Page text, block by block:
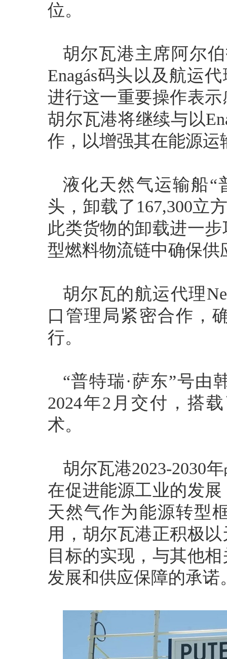
位。
胡尔瓦港主席阿尔
Enagás码头以及航运
进行这一重要操作表
胡尔瓦港将继续与以
作，以增强其在能源运
液化天然气运输船“
头，卸载了167,300立
此类货物的卸载进一
型燃料物流链中确保供
胡尔瓦的航运代理
口管理局紧密合作，
行。
“普特瑞·萨东”号由
2024年2月交付，搭
术。
胡尔瓦港2023-2030
在促进能源工业的发
天然气作为能源转型
用，胡尔瓦港正积极
目标的实现，与其他
发展和供应保障的承诺